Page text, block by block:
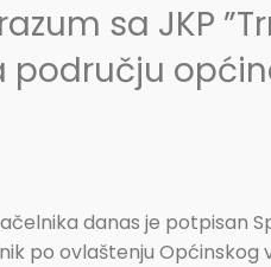
sa JKP
danas je potpisan
po ovlaštenju Općinskog